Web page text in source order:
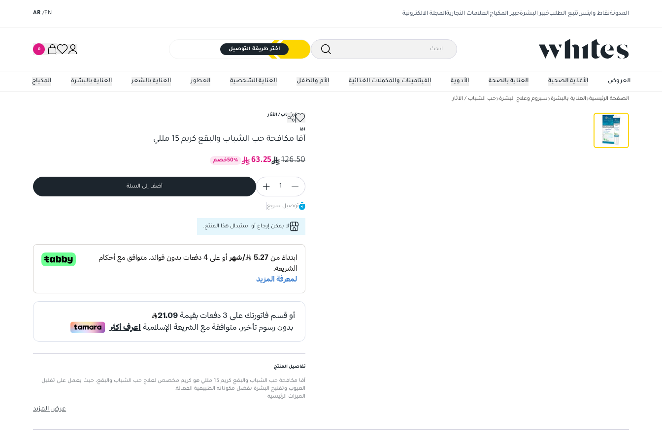
المدونةنقاط وايتستتبع الطلبخبير البشرةخبير المكياجالعلامات التجاريةالمجلة الالكترونية EN
/
AR
اختر طريقة التوصيل 0
المكياج العناية بالبشرة العناية بالشعر العطور العناية الشخصية الأم والطفل الفيتامينات والمكملات الغذائية الأدوية العناية بالصحة الأغذية الصحية العروض
الصفحة الرئيسية العناية بالبشرة سيروم وعلاج البشرة حب الشباب / الآثار
حب الشباب / الآثار
افا
آفا مكافحة حب الشباب والبقع كريم 15 مللي
126.50
63.25
50% خصم
1 أضف إلى السلة
توصيل سريع
لا يمكن إرجاع أو استبدال هذا المنتج.
تفاصيل المنتج
آفا مكافحة حب الشباب والبقع كريم 15 مللي هو كريم مخصص لعلاج حب الشباب والبقع، حيث يعمل على تقليل
العيوب وتفتيح البشرة بفضل مكوناته الطبيعية الفعالة.
الميزات الرئيسية
يعمل على فتح المسام المسدودة.
عرض المزيد